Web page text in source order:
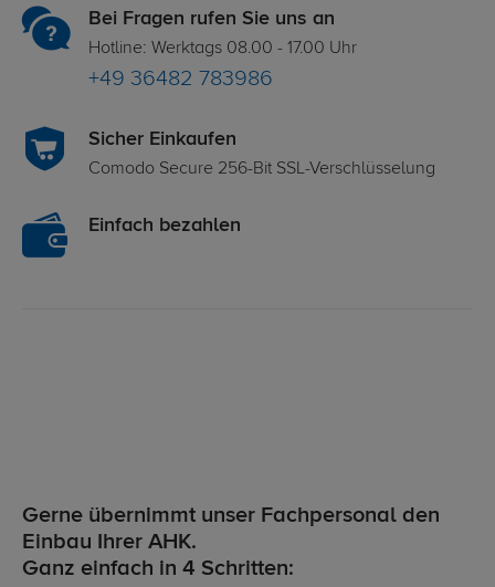
Bei Fragen rufen Sie uns an
Hotline: Werktags 08.00 - 17.00 Uhr
+49 36482 783986
Sicher Einkaufen
Comodo Secure 256-Bit SSL-Verschlüsselung
Einfach bezahlen
Gerne übernimmt unser Fachpersonal den
Einbau Ihrer AHK.
Ganz einfach in 4 Schritten: